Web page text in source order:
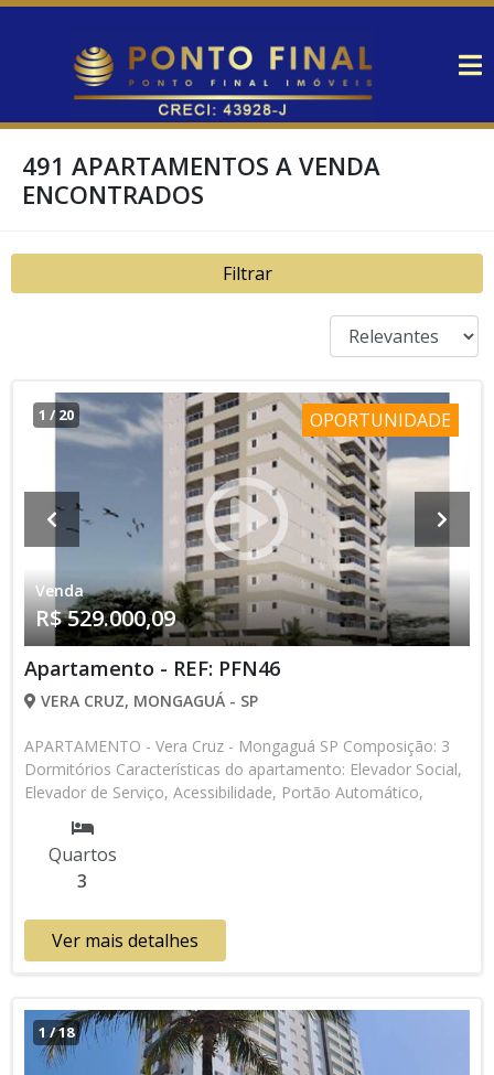
491 APARTAMENTOS A VENDA
ENCONTRADOS
Filtrar
1 /20 OPORTUNIDADE
Venda
R$ 529.000,09
Apartamento - REF: PFN46
VERA CRUZ, MONGAGUÁ - SP
APARTAMENTO - Vera Cruz - Mongaguá SP Composição: 3
Dormitórios Características do apartamento: Elevador Social,
Elevador de Serviço, Acessibilidade, Portão Automático,
Gás Encanado, Piscina, Piscina Infantil, Sauna, Salão de Jogos,
Salão de Festas, Quadra, Espaço Kids, Garage Band, Espaço
Gourmet, Cinema, Academia, Churrasqueira, Predio Frente
prévio aviso. Favor verificar entrando em contato com nossa
equipe
Quartos
3
Ver mais detalhes
1 /18